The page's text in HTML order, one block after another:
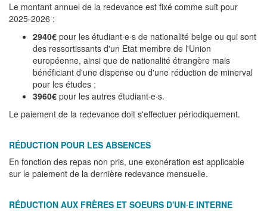
Le montant annuel de la redevance est fixé comme suit pour
2025-2026 :
2940€ pour les étudiant·e·s de nationalité belge ou qui sont
des ressortissants d'un Etat membre de l'Union
européenne, ainsi que de nationalité étrangère mais
bénéficiant d'une dispense ou d'une réduction de minerval
pour les études ;
3960€ pour les autres étudiant·e·s.
Le paiement de la redevance doit s'effectuer périodiquement.
RÉDUCTION POUR LES ABSENCES
En fonction des repas non pris, une exonération est applicable
sur le paiement de la dernière redevance mensuelle.
RÉDUCTION AUX FRÈRES ET SOEURS D'UN·E INTERNE